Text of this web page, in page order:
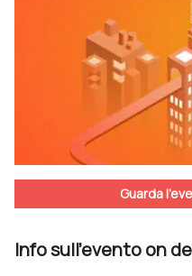
Guarda
Info sull'evento on